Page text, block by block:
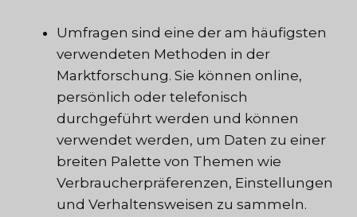
Umfragen sind eine der am häufigsten
verwendeten Methoden in der
Marktforschung. Sie können online,
persönlich oder telefonisch
durchgeführt werden und können
verwendet werden, um Daten zu einer
breiten Palette von Themen wie
Verbraucherpräferenzen, Einstellungen
und Verhaltensweisen zu sammeln.